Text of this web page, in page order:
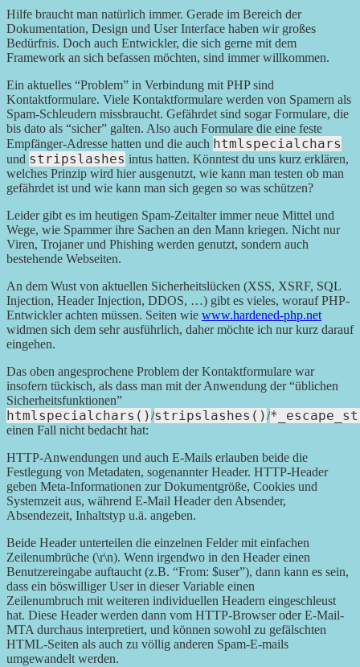
Hilfe braucht man natürlich immer. Gerade im Bereich der
Dokumentation, Design und User Interface haben wir großes
Bedürfnis. Doch auch Entwickler, die sich gerne mit dem
Framework an sich befassen möchten, sind immer willkommen.
Ein aktuelles “Problem” in Verbindung mit PHP sind
Kontaktformulare. Viele Kontaktformulare werden von Spamern als
Spam-Schleudern missbraucht. Gefährdet sind sogar Formulare, die
bis dato als “sicher” galten. Also auch Formulare die eine feste
Empfänger-Adresse hatten und die auch htmlspecialchars
und stripslashes intus hatten. Könntest du uns kurz erklären,
welches Prinzip wird hier ausgenutzt, wie kann man testen ob man
gefährdet ist und wie kann man sich gegen so was schützen?
Leider gibt es im heutigen Spam-Zeitalter immer neue Mittel und
Wege, wie Spammer ihre Sachen an den Mann kriegen. Nicht nur
Viren, Trojaner und Phishing werden genutzt, sondern auch
bestehende Webseiten.
An dem Wust von aktuellen Sicherheitslücken (XSS, XSRF, SQL
Injection, Header Injection, DDOS, …) gibt es vieles, worauf PHP-
Entwickler achten müssen. Seiten wie www.hardened-php.net
widmen sich dem sehr ausführlich, daher möchte ich nur kurz darauf
eingehen.
Das oben angesprochene Problem der Kontaktformulare war
insofern tückisch, als dass man mit der Anwendung der “üblichen
Sicherheitsfunktionen”
htmlspecialchars()/stripslashes()/
einen Fall nicht bedacht hat:
HTTP-Anwendungen und auch E-Mails erlauben beide die
Festlegung von Metadaten, sogenannter Header. HTTP-Header
geben Meta-Informationen zur Dokumentgröße, Cookies und
Systemzeit aus, während E-Mail Header den Absender,
Absendezeit, Inhaltstyp u.ä. angeben.
Beide Header unterteilen die einzelnen Felder mit einfachen
Zeilenumbrüche (\r\n). Wenn irgendwo in den Header einen
Benutzereingabe auftaucht (z.B. “From: $user”), dann kann es sein,
dass ein böswilliger User in dieser Variable einen
Zeilenumbruch mit weiteren individuellen Headern eingeschleust
hat. Diese Header werden dann vom HTTP-Browser oder E-Mail-
MTA durchaus interpretiert, und können sowohl zu gefälschten
HTML-Seiten als auch zu völlig anderen Spam-E-mails
umgewandelt werden.